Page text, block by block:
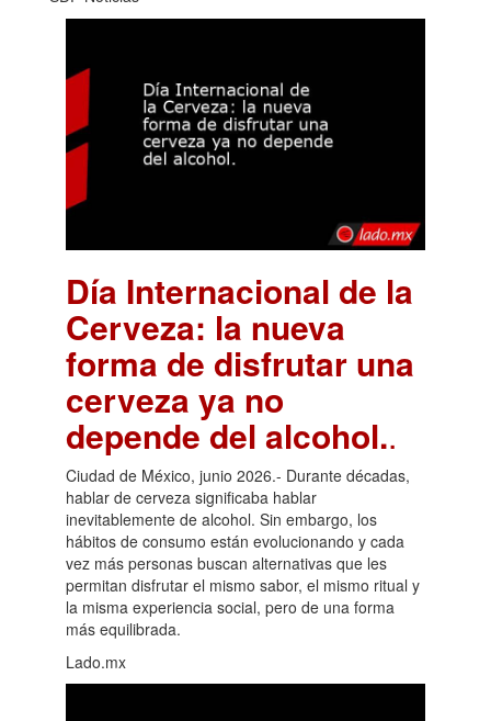
Día Internacional de la
Cerveza: la nueva
forma de disfrutar una
cerveza ya no
depende del alcohol..
Ciudad de México, junio 2026.- Durante décadas,
hablar de cerveza significaba hablar
inevitablemente de alcohol. Sin embargo, los
hábitos de consumo están evolucionando y cada
vez más personas buscan alternativas que les
permitan disfrutar el mismo sabor, el mismo ritual y
la misma experiencia social, pero de una forma
más equilibrada.
Lado.mx